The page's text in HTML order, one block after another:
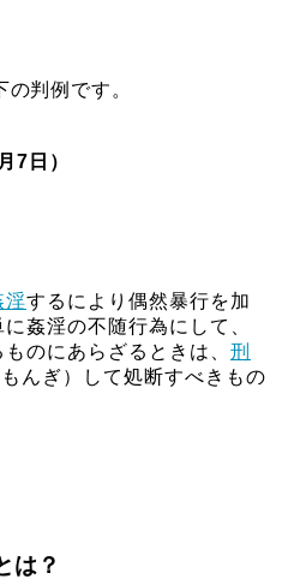
判例です。
7日）
淫するにより偶然暴行を加
姦淫の不随行為にして、
のにあらざるときは、 刑
んぎ）して処断すべきもの
は？